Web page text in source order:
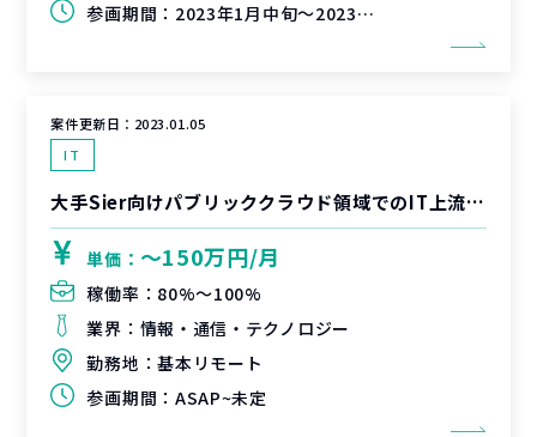
参画期間： 2023年1月中旬～2023年3月末（延長可能性あり）
案件更新日： 2023.01.05
IT
大手Sier向けパブリッククラウド領域でのIT上流支援
単価： 〜150万円/月
稼働率： 80%〜100%
業界： 情報・通信・テクノロジー
勤務地：基本リモート
参画期間： ASAP~未定